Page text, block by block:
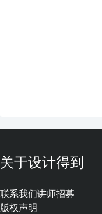
关于设计得到
联系我们
版权声明
讲师招募